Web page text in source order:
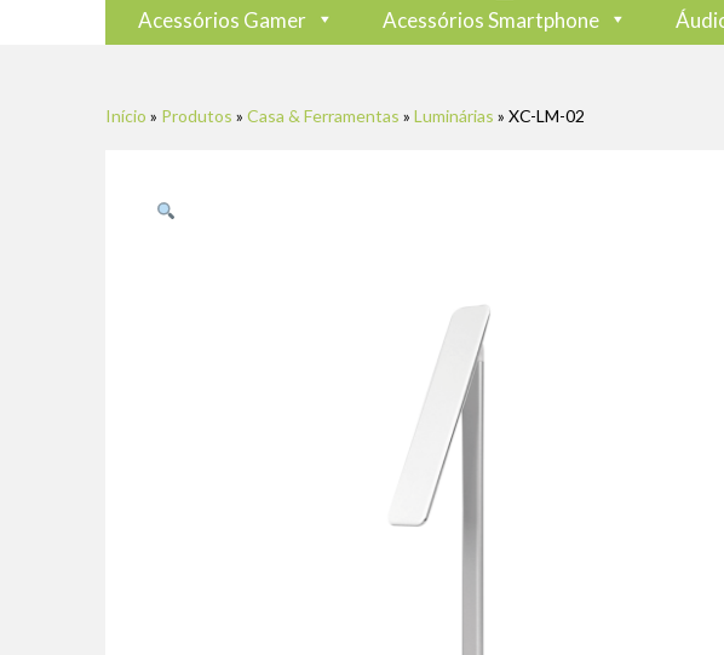
Acessórios Gamer Acessórios Smartphone
Início » Produtos » Casa & Ferramentas » Luminárias » XC-LM-02